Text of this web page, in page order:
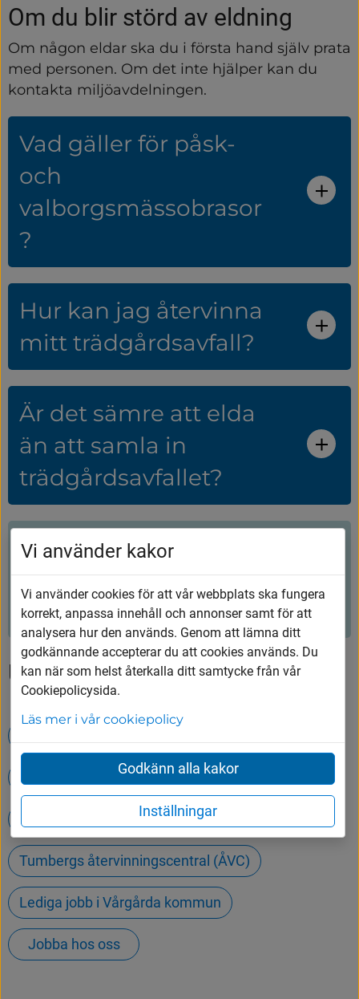
Om du blir störd av eldning
Om någon eldar ska du i första hand själv prata
med personen. Om det inte hjälper kan du
kontakta miljöavdelningen.
Vad gäller för påsk-
och
valborgsmässobrasor
?
Hur kan jag återvinna
mitt trädgårdsavfall?
Är det sämre att elda
än att samla in
trädgårdsavfallet?
Hjälpte innehållet dig?
Ja Nej
Upptäck mer
Öppettider på Tumbergs ÅVC
Om Badet/Simhallen
Tumbergs återvinningscentral (ÅVC)
Lediga jobb i Vårgårda kommun
Jobba hos oss
Vi använder kakor
Vi använder cookies för att vår webbplats ska fungera
korrekt, anpassa innehåll och annonser samt för att
analysera hur den används. Genom att lämna ditt
godkännande accepterar du att cookies används. Du
kan när som helst återkalla ditt samtycke från vår
Cookiepolicysida.
Läs mer i vår cookiepolicy
Godkänn alla kakor
Inställningar